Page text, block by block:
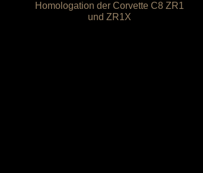
Homologation der Corvette C8 ZR1
und ZR1X